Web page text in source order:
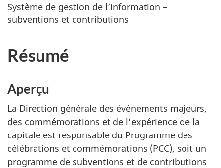
Système de gestion de l’information –
subventions et contributions
Résumé
Aperçu
La Direction générale des événements majeurs,
des commémorations et de l’expérience de la
capitale est responsable du Programme des
célébrations et commémorations (PCC), soit un
programme de subventions et de contributions